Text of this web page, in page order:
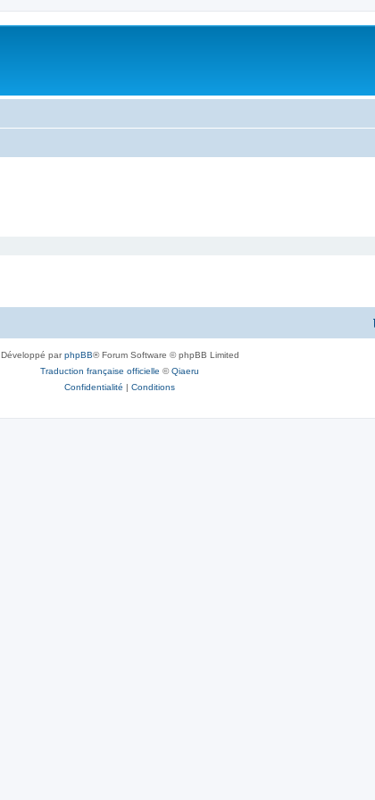
Développé parphpBB® Forum Software © phpBB Limited
Traduction française officielle ©Qiaeru
Confidentialité | Conditions